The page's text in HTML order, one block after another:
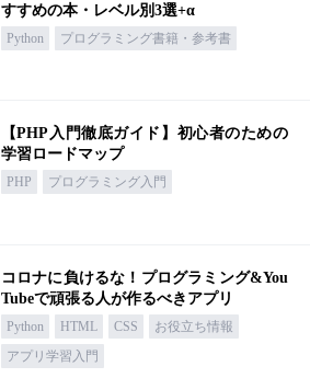
すすめの本・レベル別3選+α
Python プログラミング書籍・参考書
【PHP入門徹底ガイド】初心者のための
学習ロードマップ
PHP プログラミング入門
コロナに負けるな！プログラミング&You
Tubeで頑張る人が作るべきアプリ
Python HTML CSS
お役立ち情報
アプリ学習入門